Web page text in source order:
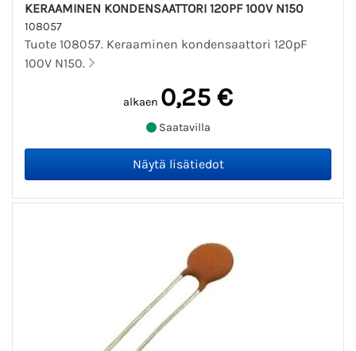
KERAAMINEN KONDENSAATTORI 120PF 100V N150
108057
Tuote 108057. Keraaminen kondensaattori 120pF
100V N150.
alkaen 0,25 €
Saatavilla